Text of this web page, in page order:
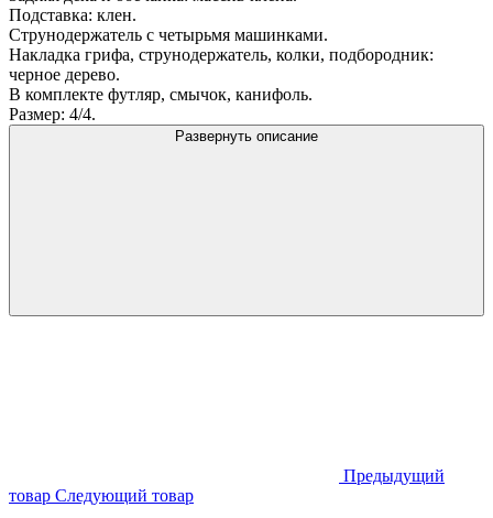
Подставка: клен.
Струнодержатель с четырьмя машинками.
Накладка грифа, струнодержатель, колки, подбородник:
черное дерево.
В комплекте футляр, смычок, канифоль.
Размер: 4/4.
Развернуть описание
Предыдущий
товар Следующий товар